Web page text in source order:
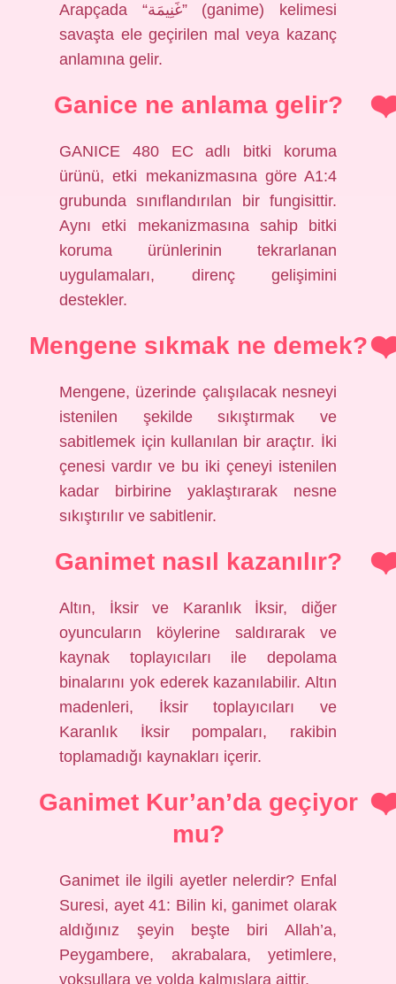
Arapçada “غَنِيمَة” (ganime) kelimesi
savaşta ele geçirilen mal veya kazanç
anlamına gelir.
Ganice ne anlama gelir?
GANICE 480 EC adlı bitki koruma
ürünü, etki mekanizmasına göre A1:4
grubunda sınıflandırılan bir fungisittir.
Aynı etki mekanizmasına sahip bitki
koruma ürünlerinin tekrarlanan
uygulamaları, direnç gelişimini
destekler.
Mengene sıkmak ne demek?
Mengene, üzerinde çalışılacak nesneyi
istenilen şekilde sıkıştırmak ve
sabitlemek için kullanılan bir araçtır. İki
çenesi vardır ve bu iki çeneyi istenilen
kadar birbirine yaklaştırarak nesne
sıkıştırılır ve sabitlenir.
Ganimet nasıl kazanılır?
Altın, İksir ve Karanlık İksir, diğer
oyuncuların köylerine saldırarak ve
kaynak toplayıcıları ile depolama
binalarını yok ederek kazanılabilir. Altın
madenleri, İksir toplayıcıları ve
Karanlık İksir pompaları, rakibin
toplamadığı kaynakları içerir.
Ganimet Kur’an’da geçiyor
mu?
Ganimet ile ilgili ayetler nelerdir? Enfal
Suresi, ayet 41: Bilin ki, ganimet olarak
aldığınız şeyin beşte biri Allah’a,
Peygambere, akrabalara, yetimlere,
yoksullara ve yolda kalmışlara aittir.